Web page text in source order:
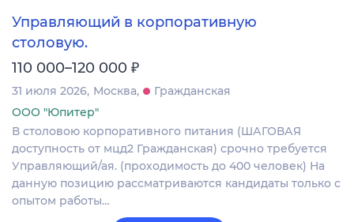
Управляющий в корпоративную
столовую.
110 000–120 000 ₽
31 июля 2026 Москва
Гражданская
ООО "Юпитер"
В столовою корпоративного питания (ШАГОВАЯ
доступность от мцд2 Гражданская) срочно требуется
Управляющий/ая. (проходимость до 400 человек) На
данную позицию рассматриваются кандидаты только с
опытом работы…